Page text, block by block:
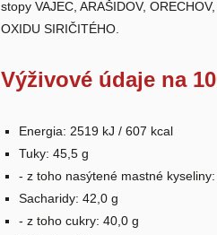
stopy VAJEC, ARAŠIDOV,
OXIDU SIRIČITÉHO.
Výživové údaje na
Energia: 2519 kJ / 607 kcal
Tuky: 45,5 g
- z toho nasýtené mastné
Sacharidy: 42,0 g
- z toho cukry: 40,0 g